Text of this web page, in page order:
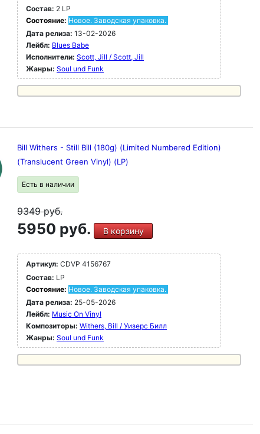
Состав: 2 LP
Состояние: Новое. Заводская упаковка.
Дата релиза: 13-02-2026
Лейбл: Blues Babe
Исполнители: Scott, Jill / Scott, Jill
Жанры: Soul und Funk
Bill Withers - Still Bill (180g) (Limited Numbered Edition)
(Translucent Green Vinyl) (LP)
Есть в наличии
9349руб.
5950 руб. В корзину
Артикул: CDVP 4156767
Состав: LP
Состояние: Новое. Заводская упаковка.
Дата релиза: 25-05-2026
Лейбл: Music On Vinyl
Композиторы: Withers, Bill / Уизерс Билл
Жанры: Soul und Funk